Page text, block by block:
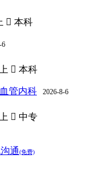
 本科
6
 本科
管内科 2026-8-6
 中专
通(免费)